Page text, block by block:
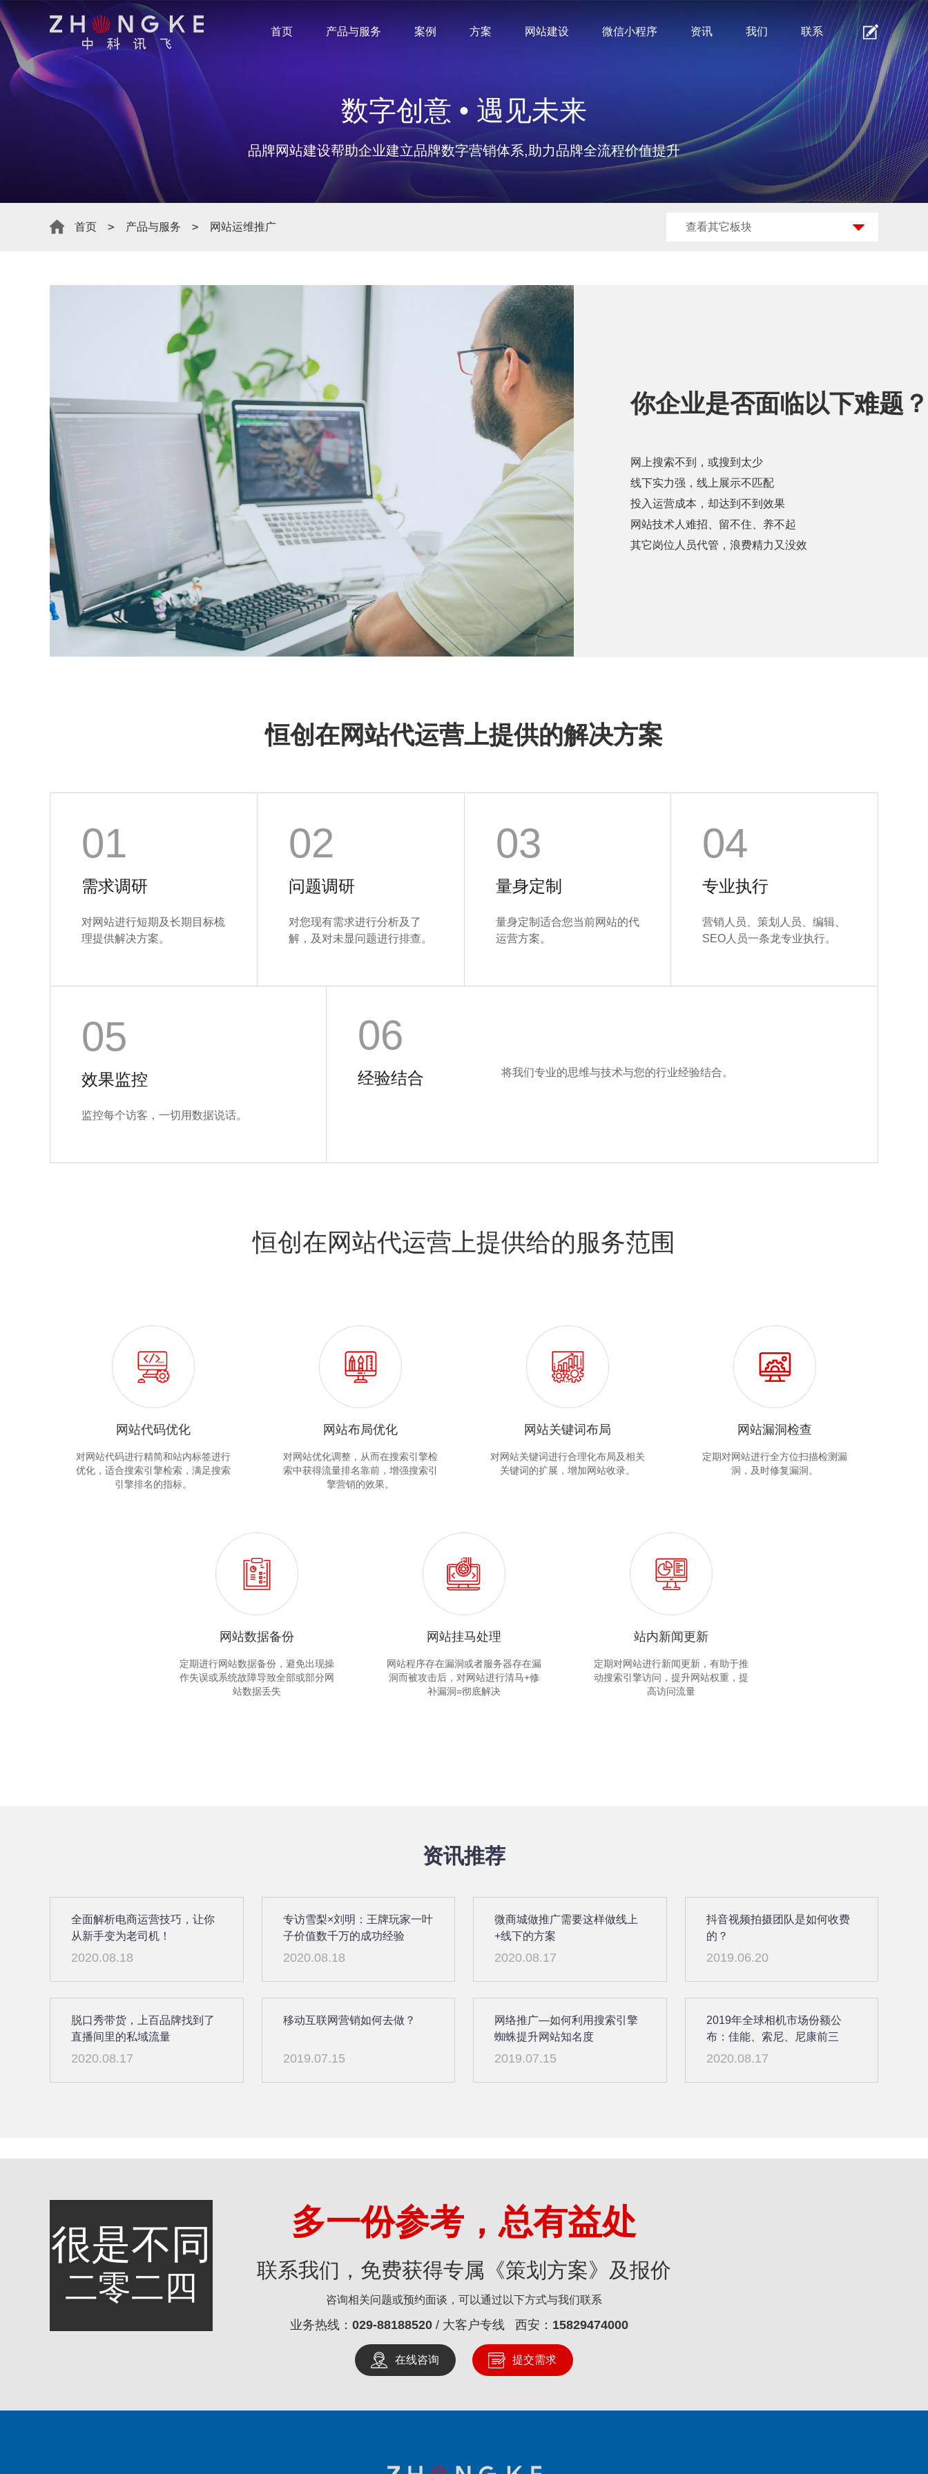
首页 产品与服务 案例 方案 网站建设 微信小程序 资讯 我们 联系
数字创意 • 遇见未来
品牌网站建设帮助企业建立品牌数字营销体系,助力品牌全流程价值提升
首页 产品与服务 网站运维推广 查看其它板块
你企业是否面临以下难题？
网上搜索不到，或搜到太少
线下实力强，线上展示不匹配
投入运营成本，却达到不到效果
网站技术人难招、留不住、养不起
其它岗位人员代管，浪费精力又没效
恒创在网站代运营上提供的解决方案
01
需求调研
对网站进行短期及长期目标梳
理提供解决方案。
02
问题调研
对您现有需求进行分析及了
解，及对未显问题进行排查。
03
量身定制
量身定制适合您当前网站的代
运营方案。
04
专业执行
营销人员、策划人员、编辑、
SEO人员一条龙专业执行。
05
效果监控
监控每个访客，一切用数据说话。
06
经验结合 将我们专业的思维与技术与您的行业经验结合。
恒创在网站代运营上提供给的服务范围
网站代码优化
对网站代码进行精简和站内标签进行
优化，适合搜索引擎检索，满足搜索
引擎排名的指标。
网站布局优化
对网站优化调整，从而在搜索引擎检
索中获得流量排名靠前，增强搜索引
擎营销的效果。
网站关键词布局
对网站关键词进行合理化布局及相关
关键词的扩展，增加网站收录。
网站漏洞检查
定期对网站进行全方位扫描检测漏
洞，及时修复漏洞。
网站数据备份
定期进行网站数据备份，避免出现操
作失误或系统故障导致全部或部分网
站数据丢失
网站挂马处理
网站程序存在漏洞或者服务器存在漏
洞而被攻击后，对网站进行清马+修
补漏洞=彻底解决
站内新闻更新
定期对网站进行新闻更新，有助于推
动搜索引擎访问，提升网站权重，提
高访问流量
资讯推荐
全面解析电商运营技巧，让你
从新手变为老司机！
2020.08.18
专访雪梨×刘明：王牌玩家一叶
子价值数千万的成功经验
2020.08.18
微商城做推广需要这样做线上
+线下的方案
2020.08.17
抖音视频拍摄团队是如何收费
的？
2019.06.20
脱口秀带货，上百品牌找到了
直播间里的私域流量
2020.08.17
移动互联网营销如何去做？
2019.07.15
网络推广—如何利用搜索引擎
蜘蛛提升网站知名度
2019.07.15
2019年全球相机市场份额公
布：佳能、索尼、尼康前三
2020.08.17
很是不同
二零二四
多一份参考，总有益处
联系我们，免费获得专属《策划方案》及报价
咨询相关问题或预约面谈，可以通过以下方式与我们联系
业务热线： 029-88188520/ 大客户专线 西安： 15829474000
在线咨询 提交需求